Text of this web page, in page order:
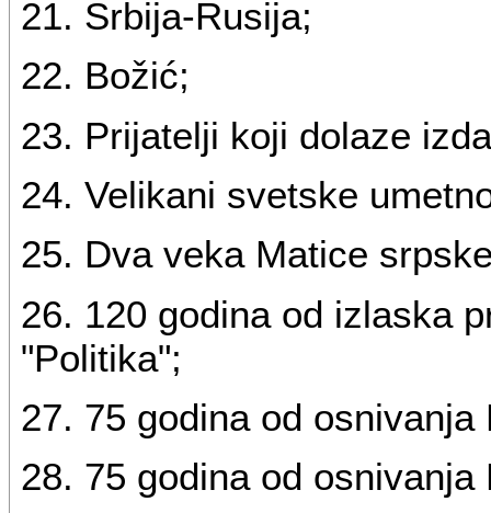
21. Srbija-Rusija;
22. Božić;
23. Prijatelji koji dolaze
24. Velikani svetske
25. Dva veka Matice
26. 120 godina od izlaska
"Politika";
27. 75 godina od
28. 75 godina od